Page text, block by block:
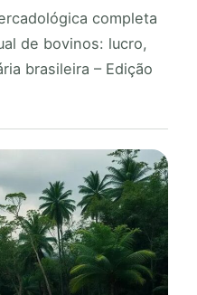
completa
de bovinos: lucro,
brasileira – Edição